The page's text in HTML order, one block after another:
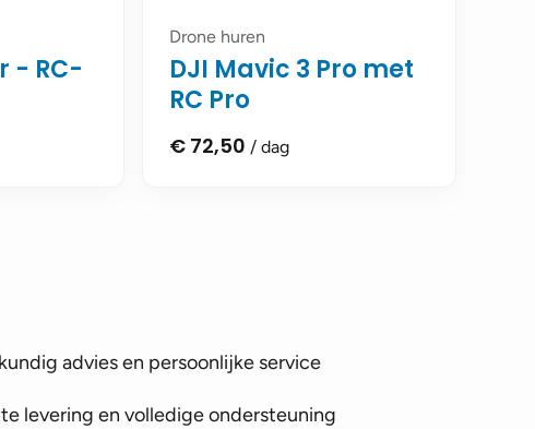
- RC-
Drone huren
DJI Mavic 3 Pro met
RC Pro
€ 72,50 / dag
advies en persoonlijke service
levering en volledige ondersteuning